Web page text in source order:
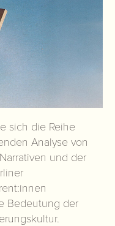
sich die Reihe
Analyse von
und der
Bedeutung der